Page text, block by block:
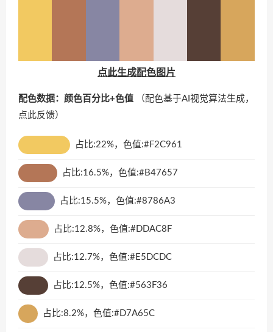
点此生成配色图片
配色数据：颜色百分比+色值 （配色基于AI视觉算法生成，
点此反馈）
占比:22%，色值:#F2C961
占比:16.5%，色值:#B47657
占比:15.5%，色值:#8786A3
占比:12.8%，色值:#DDAC8F
占比:12.7%，色值:#E5DCDC
占比:12.5%，色值:#563F36
占比:8.2%，色值:#D7A65C